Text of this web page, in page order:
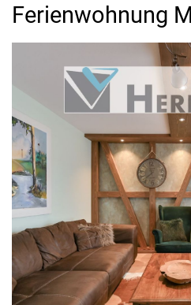
Ferienwohnung